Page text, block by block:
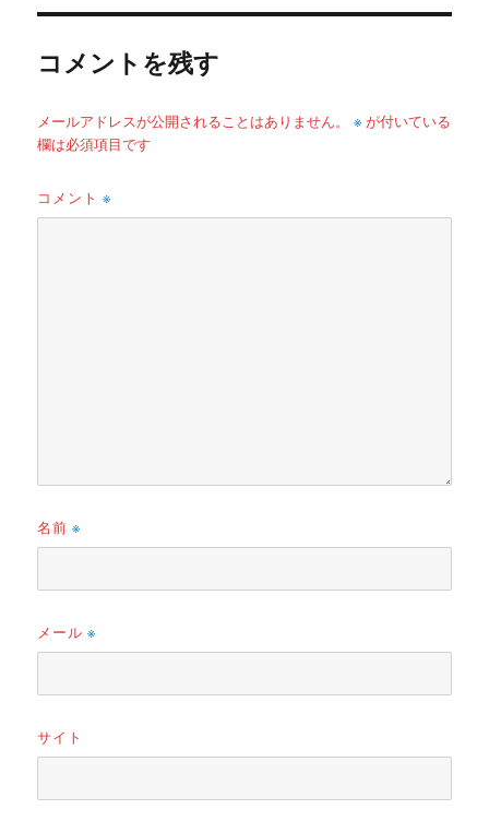
コメントを残す
メールアドレスが公開されることはありません。 ※ が付いている
欄は必須項目です
コメント※
名前※
メール※
サイト